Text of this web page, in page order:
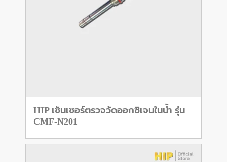
HIP เซ็นเซอร์ตรวจวัดออกซิเจนในน้ำ รุ่น
CMF-N201